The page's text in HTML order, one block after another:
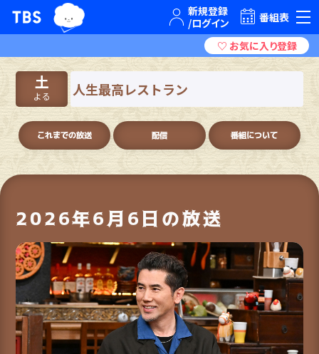
TBSテレビ｜ときめくときを。
TBSグループキャラクター『ワクティ』番組表
土
よる 人生最高レストラン
これまでの放送 配信 番組について
2026年6月6日の放送